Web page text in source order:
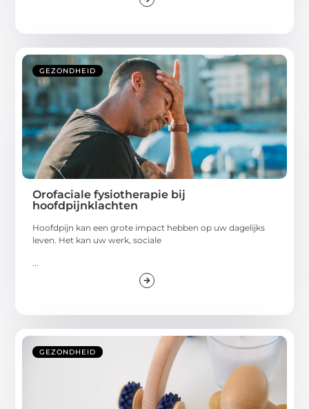
GEZONDHEID
Orofaciale fysiotherapie bij
hoofdpijnklachten
Hoofdpijn kan een grote impact hebben op uw dagelijks
leven. Het kan uw werk, sociale
GEZONDHEID